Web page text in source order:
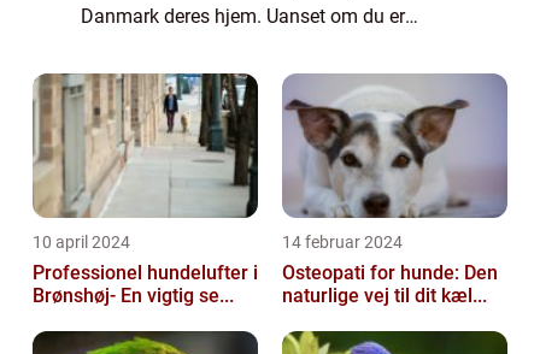
Danmark deres hjem. Uanset om du er
lære mere om dyreliv, vil den...
10 april 2024
Professionel hundelufter i
Brønshøj- En vigtig se...
14 februar 2024
Osteopati for hunde: Den
naturlige vej til dit kæl...